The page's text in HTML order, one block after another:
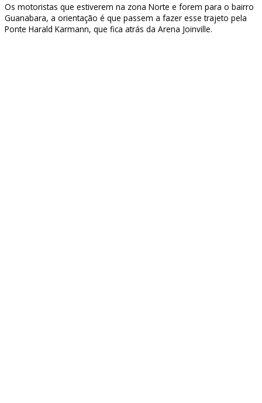
Os motoristas que estiverem na zona Norte e forem para o bairro
Guanabara, a orientação é que passem a fazer esse trajeto pela
Ponte Harald Karmann, que fica atrás da Arena Joinville.